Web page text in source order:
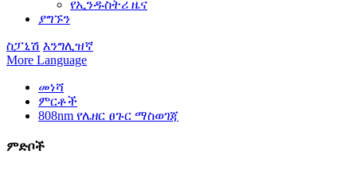
የኢንዱስትሪ ዜና
ያግኙን
ስፓኒሽ እንግሊዝኛ
More Language
መነሻ
ምርቶች
808nm የሌዘር ፀጉር ማስወገጃ
ምድቦች